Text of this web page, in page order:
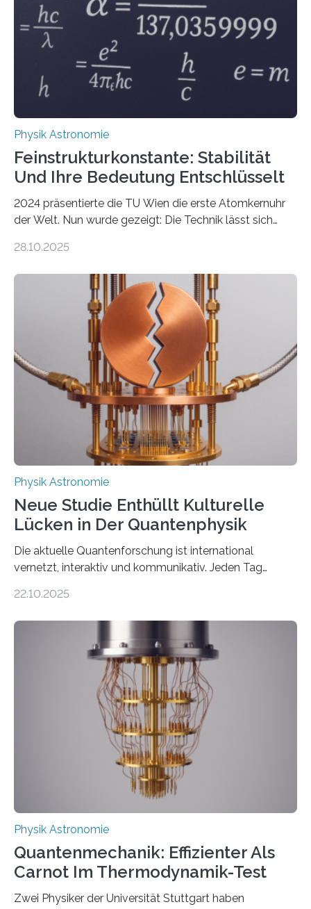
Physik Astronomie
Feinstrukturkonstante: Stabilität
Und Ihre Bedeutung Entschlüsselt
2024 präsentierte die TU Wien die erste Atomkernuhr
der Welt. Nun wurde gezeigt: Die Technik lässt sich
fundamentalen Physik nachzugehen. Thorium-
Messungen verwenden. Das hatte man jahrzehntelang
vermutet, weltweit war nach den passenden
Atomkern-Zuständen gesucht worden, 2024 gelang
einem Team der TU Wien mit Unterstützung
internationaler Partner der entscheidende Durchbruch:
Der lange diskutierte Thorium-Kernübergang wurde
gefunden. Kurz darauf konnte man zeigen, dass sich
Thorium tatsächlich nutzen lässt, um hochpräzise…
28.10.2025
Physik Astronomie
Neue Studie Enthüllt Kulturelle
Lücken in Der Quantenphysik
Die aktuelle Quantenforschung ist international
vernetzt, interaktiv und kommunikativ. Jeden Tag
oft von Autor*innen, die eng zusammenarbeiten. Neue
werden schnell weiterentwickelt. Dies ist der Alltag in
der Forschung der Quantentheorie, die dieses Jahr 100
Jahre alt geworden ist, weshalb die UNESCO 2025 zum
Internationalen Jahr der Quantenwissenschaft und -
technologie ausgerufen hat. Doch nun hat eine
internationale Forschungsgruppe um den
22.10.2025
Physik Astronomie
Quantenmechanik: Effizienter Als
Carnot Im Thermodynamik-Test
Zwei Physiker der Universität Stuttgart haben